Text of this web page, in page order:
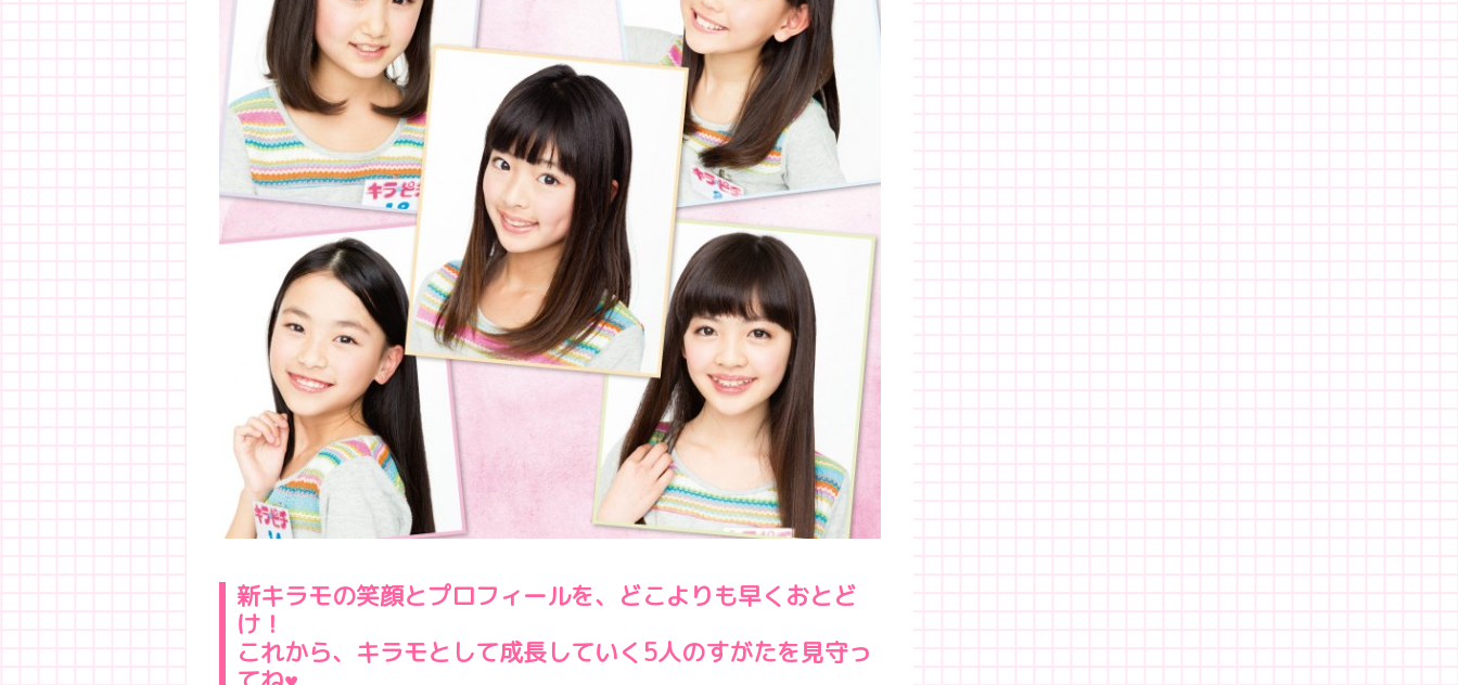
新キラモの笑顔とプロフィールを、どこよりも早くおとど
け！
これから、キラモとして成長していく5人のすがたを見守っ